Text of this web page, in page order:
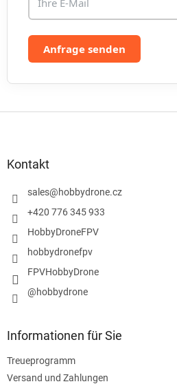
s
Anfrage senden
Kontakt
sales@hobbydrone.cz
+420 776 345 933
HobbyDroneFPV
hobbydronefpv
FPVHobbyDrone
@hobbydrone
Informationen für Sie
Treueprogramm
Versand und Zahlungen